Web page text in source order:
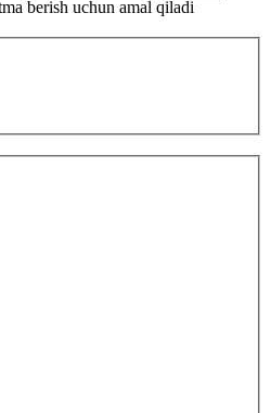
berish uchun amal qiladi